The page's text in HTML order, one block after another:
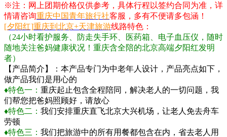
※注：网上团期价格仅供参考，具体行程以签约合同为准，详
情请咨询重庆中国青年旅行社客服，多有不便请多包涵！
[夕阳红]重庆到北京+天津旅游线路特色：
（24小时看护服务、防走失手环、医药箱、电子血压仪，随时
随地关注爸妈健康状况！重庆含全陪的北京高端夕阳红发明
者）
【产品简介】：本产品专门为中老年人设计，产品亮点如下，
做产品我们是用心的
♦特色一： 重庆起止包含全程陪同，解决老人的一切问题，我
们帮您把爸妈照顾好，请放心
♦特色二： 我们安排重庆直飞北京大兴机场，让老人免去舟车
劳顿
♦特色三： 我们把旅游中的所有用餐都包含在内，省去老人用